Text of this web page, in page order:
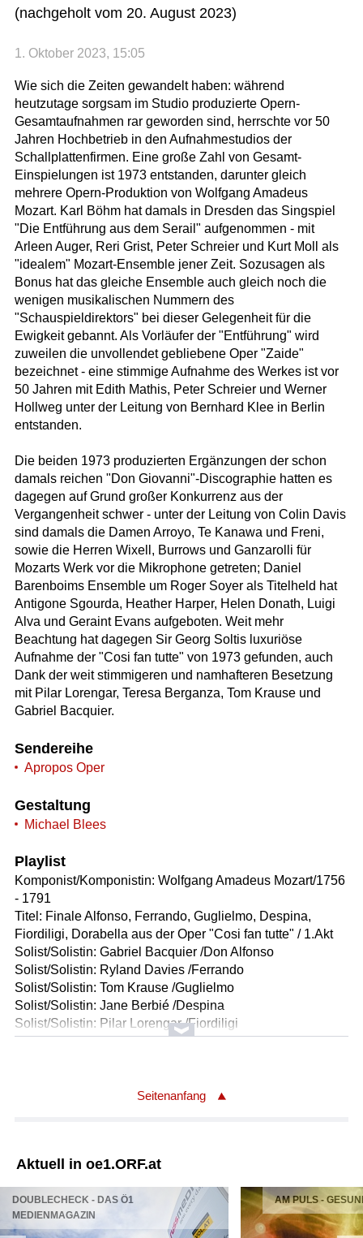
(nachgeholt vom 20. August 2023)
1. Oktober 2023, 15:05
Wie sich die Zeiten gewandelt haben: während
heutzutage sorgsam im Studio produzierte Opern-
Gesamtaufnahmen rar geworden sind, herrschte vor 50
Jahren Hochbetrieb in den Aufnahmestudios der
Schallplattenfirmen. Eine große Zahl von Gesamt-
Einspielungen ist 1973 entstanden, darunter gleich
mehrere Opern-Produktion von Wolfgang Amadeus
Mozart. Karl Böhm hat damals in Dresden das Singspiel
"Die Entführung aus dem Serail" aufgenommen - mit
Arleen Auger, Reri Grist, Peter Schreier und Kurt Moll als
"idealem" Mozart-Ensemble jener Zeit. Sozusagen als
Bonus hat das gleiche Ensemble auch gleich noch die
wenigen musikalischen Nummern des
"Schauspieldirektors" bei dieser Gelegenheit für die
Ewigkeit gebannt. Als Vorläufer der "Entführung" wird
zuweilen die unvollendet gebliebene Oper "Zaide"
bezeichnet - eine stimmige Aufnahme des Werkes ist vor
50 Jahren mit Edith Mathis, Peter Schreier und Werner
Hollweg unter der Leitung von Bernhard Klee in Berlin
entstanden.
Die beiden 1973 produzierten Ergänzungen der schon
damals reichen "Don Giovanni"-Discographie hatten es
dagegen auf Grund großer Konkurrenz aus der
Vergangenheit schwer - unter der Leitung von Colin Davis
sind damals die Damen Arroyo, Te Kanawa und Freni,
sowie die Herren Wixell, Burrows und Ganzarolli für
Mozarts Werk vor die Mikrophone getreten; Daniel
Barenboims Ensemble um Roger Soyer als Titelheld hat
Antigone Sgourda, Heather Harper, Helen Donath, Luigi
Alva und Geraint Evans aufgeboten. Weit mehr
Beachtung hat dagegen Sir Georg Soltis luxuriöse
Aufnahme der "Cosi fan tutte" von 1973 gefunden, auch
Dank der weit stimmigeren und namhafteren Besetzung
mit Pilar Lorengar, Teresa Berganza, Tom Krause und
Gabriel Bacquier.
Sendereihe
Apropos Oper
Gestaltung
Michael Blees
Playlist
Komponist/Komponistin: Wolfgang Amadeus Mozart/1756
- 1791
Titel: Finale Alfonso, Ferrando, Guglielmo, Despina,
Fiordiligi, Dorabella aus der Oper "Cosi fan tutte" / 1.Akt
Solist/Solistin: Gabriel Bacquier /Don Alfonso
Solist/Solistin: Ryland Davies /Ferrando
Solist/Solistin: Tom Krause /Guglielmo
Solist/Solistin: Jane Berbié /Despina
Solist/Solistin: Pilar Lorengar /Fiordiligi
Solist/Solistin: Teresa Berganza /Dorabella
- 1791
Titel: Szene und Duett Zerlina - Leporello aus der Oper
"Don Giovanni" / 2.Akt (CD01/10449/16-17_H)
Solist/Solistin: Helen Donath /Zerlina
Seitenanfang
Aktuell in oe1.ORF.at
DOUBLECHECK - DAS Ö1
MEDIENMAGAZIN
AM PULS -